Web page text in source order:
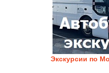
Экскурсии по